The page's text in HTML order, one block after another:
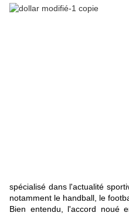
spécialisé dans l'actualité
notamment le handball, le
Bien entendu, l'accord noué